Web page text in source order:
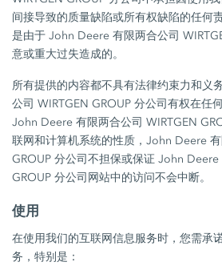
间接导致的质量缺陷或所有权缺陷的任何
是由于 John Deere 有限两合公司
意或重大过失造成的。
所有提供的内容都不具有法律约束力和义
公司 WIRTGEN GROUP 分公司有权在任
John Deere 有限两合公司 WIRTGEN
联网和计算机系统的性质，John Deere
GROUP 分公司不担保或保证 John
GROUP 分公司网站中的访问不会中断。
使用
在使用我们的互联网信息服务时，您需承
务，特别是：